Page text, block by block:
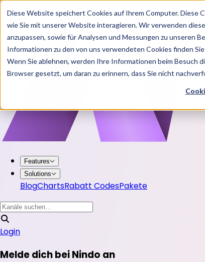
Diese Website speichert Cookies auf Ihrem Computer. Diese
wie Sie mit unserer Website interagieren. Wir verwenden
anzupassen, sowie für Analysen und Messungen zu unseren
Informationen zu den von uns verwendeten Cookies finden
Wenn Sie ablehnen, werden Ihre Informationen beim Besuch
Browser gesetzt, um daran zu erinnern, dass Sie nicht
Features
Solutions
BlogChartsRabatt CodesPakete
Login
Melde dich bei Nindo an